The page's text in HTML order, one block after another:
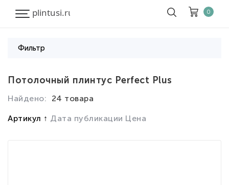
Итого к оплате
0
Фильтр
Потолочный плинтус Perfect Plus
Найдено: 24 товара
Артикул Дата публикации Цена